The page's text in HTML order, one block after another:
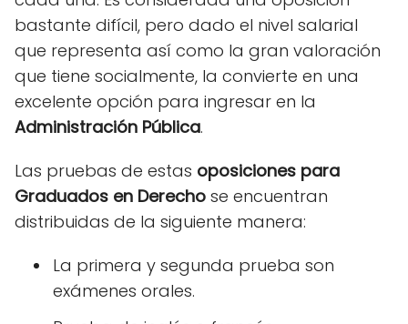
bastante difícil, pero dado el nivel salarial
que representa así como la gran valoración
que tiene socialmente, la convierte en una
excelente opción para ingresar en la
Administración Pública.
Las pruebas de estas oposiciones para
Graduados en Derecho se encuentran
distribuidas de la siguiente manera:
La primera y segunda prueba son
exámenes orales.